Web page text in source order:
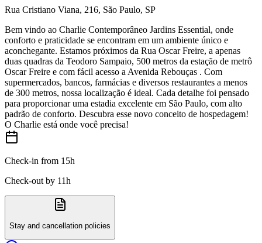
Rua Cristiano Viana, 216, São Paulo, SP
Bem vindo ao Charlie Contemporâneo Jardins Essential, onde
conforto e praticidade se encontram em um ambiente único e
aconchegante. Estamos próximos da Rua Oscar Freire, a apenas
duas quadras da Teodoro Sampaio, 500 metros da estação de metrô
Oscar Freire e com fácil acesso a Avenida Rebouças . Com
supermercados, bancos, farmácias e diversos restaurantes a menos
de 300 metros, nossa localização é ideal. Cada detalhe foi pensado
para proporcionar uma estadia excelente em São Paulo, com alto
padrão de conforto. Descubra esse novo conceito de hospedagem!
O Charlie está onde você precisa!
Check-in from 15h
Check-out by 11h
Stay and cancellation policies